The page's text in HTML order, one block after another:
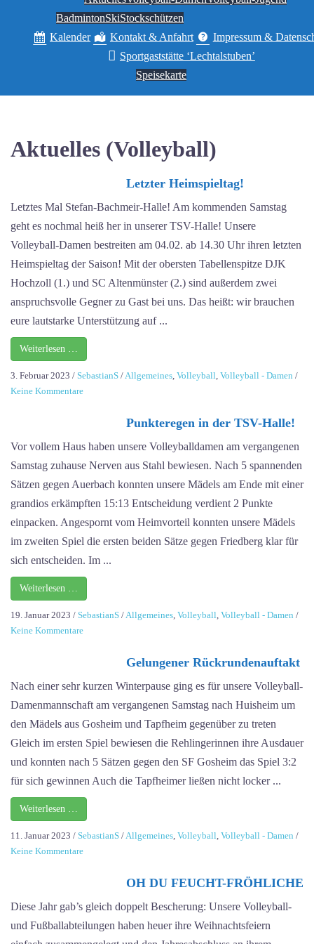
BadmintonSkiStockschützen
Kalender
Kontakt & Anfahrt
Impressum &
Sportgaststätte ‘Lechtalstuben’
Speisekarte
Aktuelles (Volleyball)
Letzter Heimspieltag!
Letztes Mal Stefan-Bachmeir-Halle! Am kommenden Samstag
geht es nochmal heiß her in unserer TSV-Halle! Unsere
Volleyball-Damen bestreiten am 04.02. ab 14.30 Uhr ihren letzten
Heimspieltag der Saison! Mit der obersten Tabellenspitze DJK
Hochzoll (1.) und SC Altenmünster (2.) sind außerdem zwei
anspruchsvolle Gegner zu Gast bei uns. Das heißt: wir brauchen
eure lautstarke Unterstützung auf ...
Weiterlesen …
3. Februar 2023 / SebastianS /Allgemeines, Volleyball, Volleyball - Damen /
Keine Kommentarezu
Heimspieltag!Punkteregen in der TSV-Halle!
Vor vollem Haus haben unsere Volleyballdamen am vergangenen
Samstag zuhause Nerven aus Stahl bewiesen. Nach 5 spannenden
Sätzen gegen Auerbach konnten unsere Mädels am Ende mit einer
grandios erkämpften 15:13 Entscheidung verdient 2 Punkte
einpacken. Angespornt vom Heimvorteil konnten unsere Mädels
im zweiten Spiel die ersten beiden Sätze gegen Friedberg klar für
sich entscheiden. Im ...
Weiterlesen …
19. Januar 2023 / SebastianS /Allgemeines, Volleyball, Volleyball - Damen /
Keine Kommentarezu
TSV-
Halle!
Gelungener Rückrundenauftakt
Nach einer sehr kurzen Winterpause ging es für unsere Volleyball-
Damenmannschaft am vergangenen Samstag nach Huisheim um
den Mädels aus Gosheim und Tapfheim gegenüber zu treten
Gleich im ersten Spiel bewiesen die Rehlingerinnen ihre Ausdauer
und konnten nach 5 Sätzen gegen den SF Gosheim das Spiel 3:2
für sich gewinnen Auch die Tapfheimer ließen nicht locker ...
Weiterlesen …
11. Januar 2023 / SebastianS /Allgemeines, Volleyball, Volleyball - Damen /
Keine Kommentarezu
RückrundenauftaktOH DU FEUCHT-FRÖHLICHE
Diese Jahr gab’s gleich doppelt Bescherung: Unsere Volleyball-
und Fußballabteilungen haben heuer ihre Weihnachtsfeiern